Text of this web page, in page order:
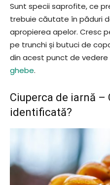
Sunt specii saprofite, ce
trebuie căutate în păduri
apropierea apelor. Cresc
pe trunchi și butuci de
din acest punct de
ghebe.
Ciuperca de iarnă –
identificată?